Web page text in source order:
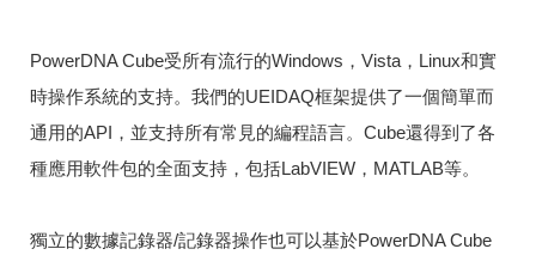
PowerDNA Cube受所有流行的Windows，Vista，Linux和實
時操作系統的支持。 我們的UEIDAQ框架提供了一個簡單而
通用的API，並支持所有常見的編程語言。 Cube還得到了各
種應用軟件包的全面支持，包括LabVIEW，MATLAB等。
獨立的數據記錄器/記錄器操作也可以基於PowerDNA Cube